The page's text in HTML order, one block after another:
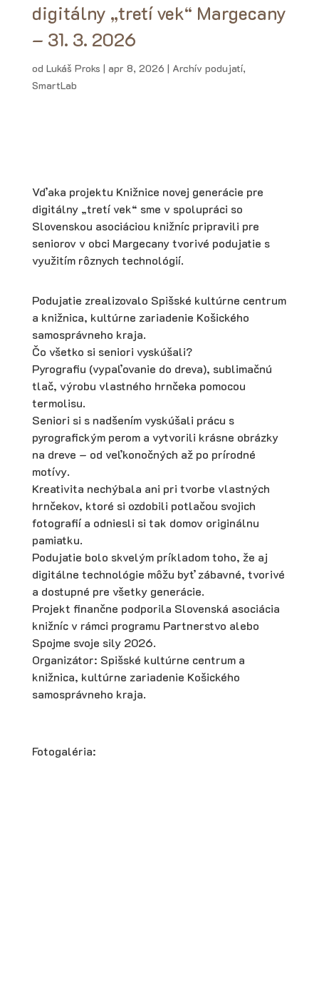
digitálny „tretí vek“ Margecany
– 31. 3. 2026
od Lukáš Proks | apr 8, 2026 | Archív podujatí,
SmartLab
Vďaka projektu Knižnice novej generácie pre
digitálny „tretí vek“ sme v spolupráci so
Slovenskou asociáciou knižníc pripravili pre
seniorov v obci Margecany tvorivé podujatie s
využitím rôznych technológií.
Podujatie zrealizovalo Spišské kultúrne centrum
a knižnica, kultúrne zariadenie Košického
samosprávneho kraja.
Čo všetko si seniori vyskúšali?
Pyrografiu (vypaľovanie do dreva), sublimačnú
tlač, výrobu vlastného hrnčeka pomocou
termolisu.
Seniori si s nadšením vyskúšali prácu s
pyrografickým perom a vytvorili krásne obrázky
na dreve – od veľkonočných až po prírodné
motívy.
Kreativita nechýbala ani pri tvorbe vlastných
hrnčekov, ktoré si ozdobili potlačou svojich
fotografií a odniesli si tak domov originálnu
pamiatku.
Podujatie bolo skvelým príkladom toho, že aj
digitálne technológie môžu byť zábavné, tvorivé
a dostupné pre všetky generácie.
Projekt finančne podporila Slovenská asociácia
knižníc v rámci programu Partnerstvo alebo
Spojme svoje sily 2026.
Organizátor: Spišské kultúrne centrum a
knižnica, kultúrne zariadenie Košického
samosprávneho kraja.
Fotogaléria: